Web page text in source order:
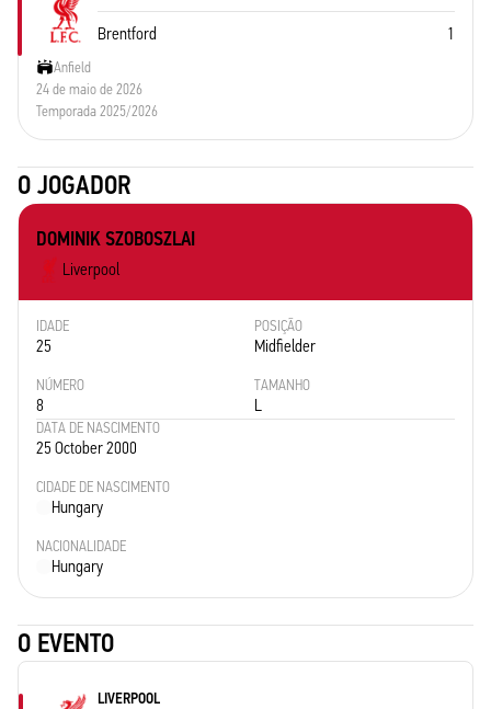
Brentford 1
Anfield
24 de maio de 2026
Temporada 2025/2026
O JOGADOR
DOMINIK SZOBOSZLAI
Liverpool
IDADE
25
POSIÇÃO
Midfielder
NÚMERO
8
TAMANHO
L
DATA DE NASCIMENTO
25 October 2000
CIDADE DE NASCIMENTO
Hungary
NACIONALIDADE
Hungary
O EVENTO
LIVERPOOL